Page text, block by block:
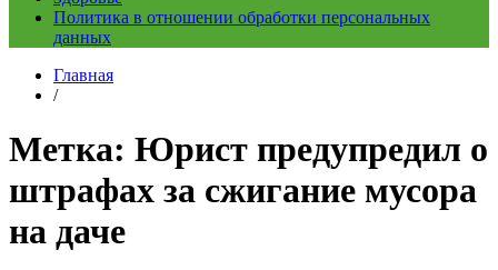
Политика в отношении обработки персональных
данных
Главная
/
Метка: Юрист предупредил о
штрафах за сжигание мусора
на даче